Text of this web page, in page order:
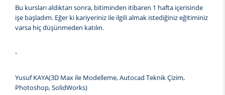
Bu kursları aldıktan sonra, bitiminden itibaren 1 hafta içerisinde
işe başladım. Eğer ki kariyeriniz ile ilgili almak istediğiniz eğitiminiz
varsa hiç düşünmeden katılın.
-
Yusuf KAYA(3D Max ile Modelleme, Autocad Teknik Çizim,
Photoshop, SolidWorks)